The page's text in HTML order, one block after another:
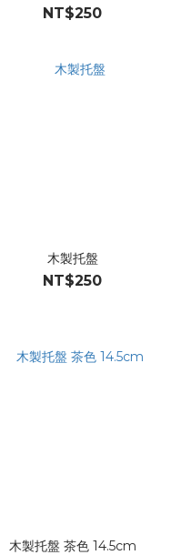
NT$250
木製托盤
NT$250
木製托盤 茶色 14.5cm